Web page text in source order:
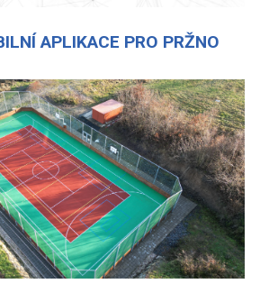
APLIKACE PRO PRŽNO